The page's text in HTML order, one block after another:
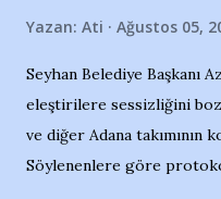
Yazan: Ati Ağustos 05,
Seyhan Belediye Başkanı
eleştirilere sessizliğini
ve diğer Adana takımının
Söylenenlere göre